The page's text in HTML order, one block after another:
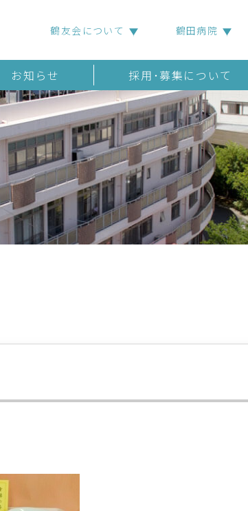
鶴友会について 鶴田病院
お知らせ 採用･募集について